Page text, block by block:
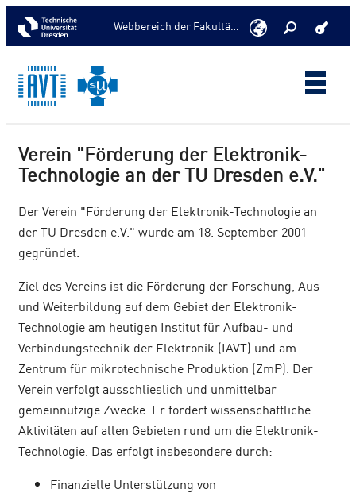
Webbereich der Fakultät >
Verein "Förderung der Elektronik-
Technologie an der TU Dresden e.V."
Der Verein "Förderung der Elektronik-Technologie an
der TU Dresden e.V." wurde am 18. September 2001
gegründet.
Ziel des Vereins ist die Förderung der Forschung, Aus-
und Weiterbildung auf dem Gebiet der Elektronik-
Technologie am heutigen Institut für Aufbau- und
Verbindungstechnik der Elektronik (IAVT) und am
Zentrum für mikrotechnische Produktion (ZmP). Der
Verein verfolgt ausschlieslich und unmittelbar
gemeinnützige Zwecke. Er fördert wissenschaftliche
Aktivitäten auf allen Gebieten rund um die Elektronik-
Technologie. Das erfolgt insbesondere durch:
Finanzielle Unterstützung von